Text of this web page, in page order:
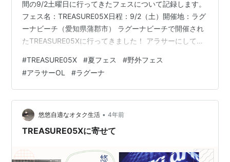
間の9/2土曜日に行ってきたフェスについて記録します。
フェス名：TREASURE05X日程：9/2（土）開催地：ラグ
ーナビーチ（愛知県蒲郡市） ラグーナビーチで開催され
たTREASURE05Xに行ってきました！ アラサーにして初
た。よかった。。暑かったけれども。。 当日は事前にシ
ートエリアも取れていたのでクーラーボックスの中にお
茶やスポーツドリンクなどの飲料水、前日の夜に作った
おにぎりも入れて出発しました。 クーラーボックスは便
利ですね。あんな暑い中（35度程度）でも半日はしっか
りと冷やし…
#TREASURE05X #夏フェス #野外フェス
#アラサーOL #ラグーナ
悠悠自適なオタク生活 • 4年前
TREASURE05Xに寄せて